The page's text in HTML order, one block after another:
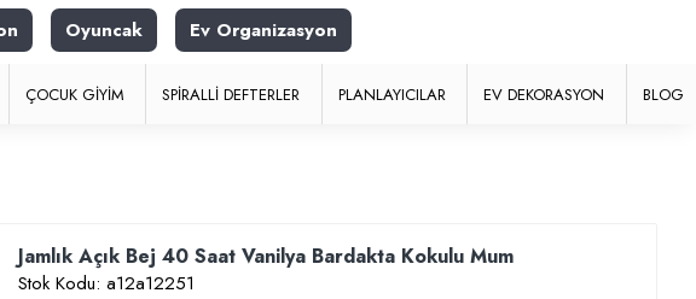
Oyuncak Ev Organizasyon
ÇOCUK GIYIM SPIRALLI DEFTERLER PLANLAYICILAR EV DEKORASYON BLOG
Jamlık Açık Bej 40 Saat Vanilya Bardakta Kokulu Mum
Stok Kodu: a12a12251